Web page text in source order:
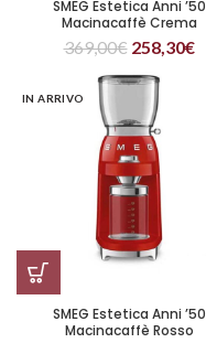
SMEG Estetica Anni ’50
Macinacaffè Crema
369,00€ 258,30€
IN ARRIVO
SMEG Estetica Anni ’50
Macinacaffè Rosso